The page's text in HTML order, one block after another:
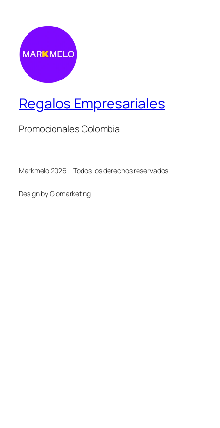
Regalos Empresariales
Promocionales Colombia
Markmelo 2026 – Todos los derechos reservados
Design by Giomarketing